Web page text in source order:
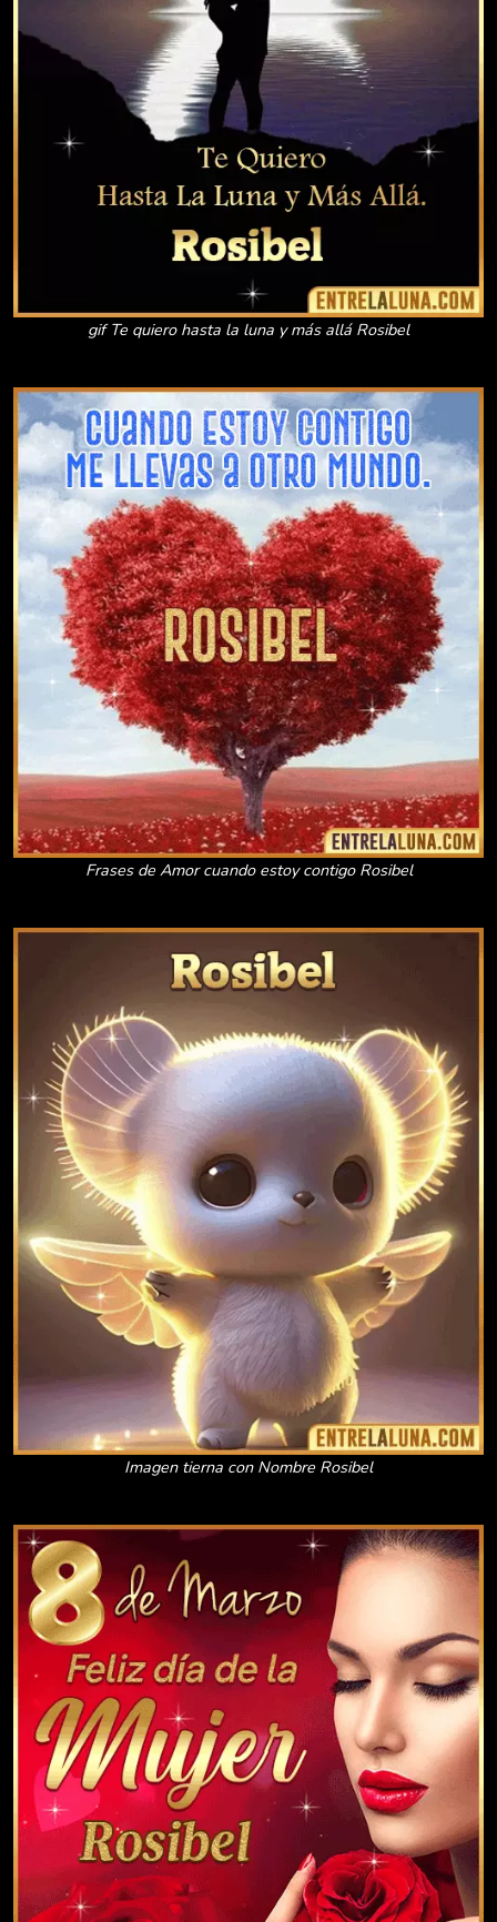
gif Te quiero hasta la luna y más allá Rosibel
Frases de Amor cuando estoy contigo Rosibel
Imagen tierna con Nombre Rosibel